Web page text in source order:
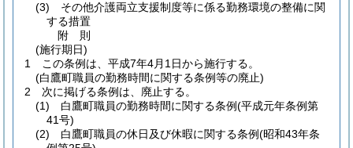
(3)
その他介護両立支援制度等に係る勤務環境の整備に関
する措置
附 則
(施行期日)
1
この条例は、平成7年4月1日から施行する。
(白鷹町職員の勤務時間に関する条例等の廃止)
2
次に掲げる条例は、廃止する。
(1)
白鷹町職員の勤務時間に関する条例(平成元年条例第
41号)
(2)
白鷹町職員の休日及び休暇に関する条例(昭和43年条